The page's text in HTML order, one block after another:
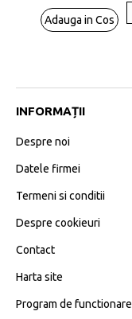
Adauga in Cos
INFORMAȚII
Despre noi
Datele firmei
Termeni si conditii
Despre cookieuri
Contact
Harta site
Program de functionare